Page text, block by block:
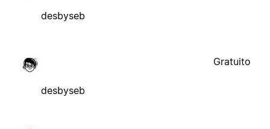
desbyseb
desbyseb
Gratuito